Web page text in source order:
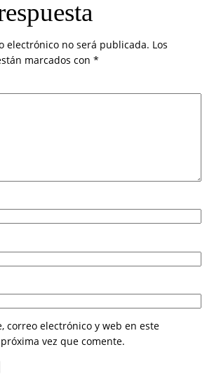
electrónico no será publicada. Los
marcados con *
correo electrónico y web en este
vez que comente.